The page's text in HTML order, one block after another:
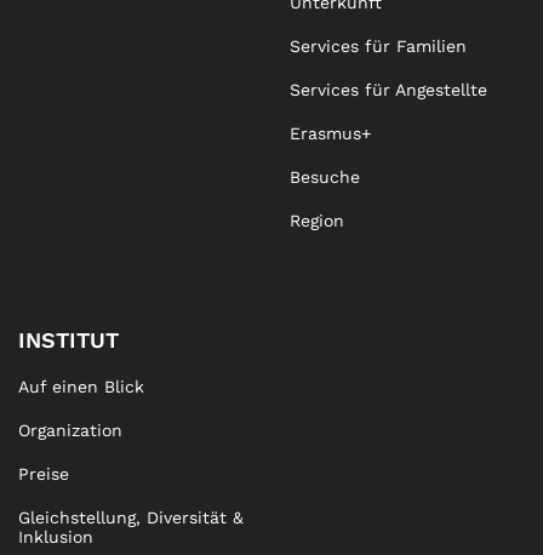
Services für Familien
Services für Angestellte
Erasmus+
Besuche
Region
INSTITUT
Auf einen Blick
Organization
Preise
Gleichstellung, Diversität &
Inklusion